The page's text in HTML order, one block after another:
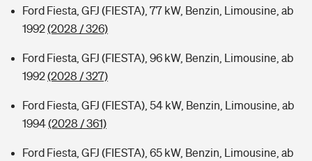
Ford Fiesta, GFJ (FIESTA), 77 kW, Benzin, Limousine, ab
1992(2028 / 326)
Ford Fiesta, GFJ (FIESTA), 96 kW, Benzin, Limousine, ab
1992(2028 / 327)
Ford Fiesta, GFJ (FIESTA), 54 kW, Benzin, Limousine, ab
1994(2028 / 361)
Ford Fiesta, GFJ (FIESTA), 65 kW, Benzin, Limousine, ab